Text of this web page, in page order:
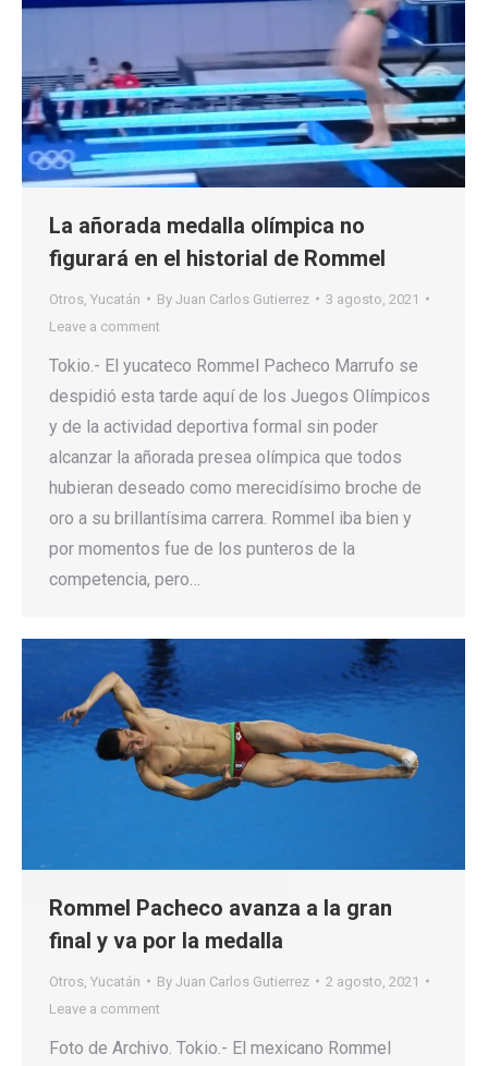
La añorada medalla olímpica no
figurará en el historial de Rommel
Otros Yucatán By Juan Carlos Gutierrez
3 agosto, 2021
Leave a comment
Tokio.- El yucateco Rommel Pacheco Marrufo se
despidió esta tarde aquí de los Juegos Olímpicos
y de la actividad deportiva formal sin poder
alcanzar la añorada presea olímpica que todos
hubieran deseado como merecidísimo broche de
oro a su brillantísima carrera. Rommel iba bien y
por momentos fue de los punteros de la
competencia, pero…
Rommel Pacheco avanza a la gran
final y va por la medalla
Otros Yucatán By Juan Carlos Gutierrez
2 agosto, 2021
Leave a comment
Foto de Archivo. Tokio.- El mexicano Rommel